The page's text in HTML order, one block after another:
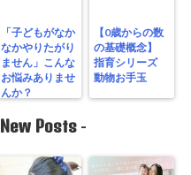
「子どもがなか
なかやりたがり
ません」こんな
お悩みありませ
んか？
【0歳からの数
の基礎概念】
指育シリーズ
動物お手玉
New Posts -